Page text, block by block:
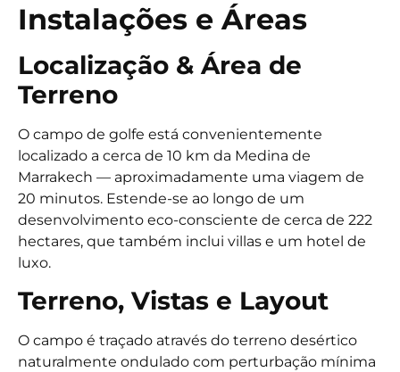
Instalações e Áreas
Localização & Área de
Terreno
O campo de golfe está convenientemente
localizado a cerca de 10 km da Medina de
Marrakech — aproximadamente uma viagem de
20 minutos. Estende-se ao longo de um
desenvolvimento eco-consciente de cerca de 222
hectares, que também inclui villas e um hotel de
luxo.
Terreno, Vistas e Layout
O campo é traçado através do terreno desértico
naturalmente ondulado com perturbação mínima